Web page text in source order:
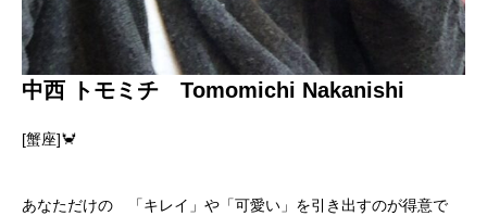
中西 トモミチ Tomomichi Nakanishi
[蟹座]🦀
あなただけの 「キレイ」や「可愛い」を引き出すのが得意で